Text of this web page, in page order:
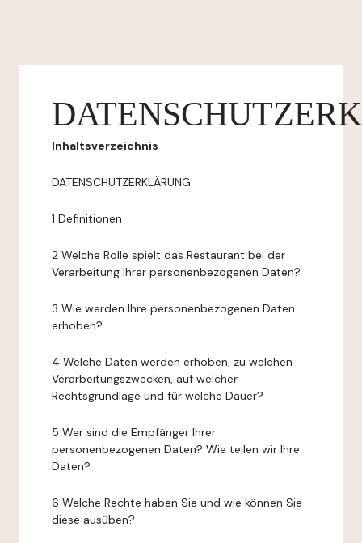
Inhaltsverzeichnis
DATENSCHUTZERKLÄRUNG
1 Definitionen
2 Welche Rolle spielt das Restaurant bei der
Verarbeitung Ihrer personenbezogenen Daten?
3 Wie werden Ihre personenbezogenen Daten
erhoben?
4 Welche Daten werden erhoben, zu welchen
Verarbeitungszwecken, auf welcher
Rechtsgrundlage und für welche Dauer?
5 Wer sind die Empfänger Ihrer
personenbezogenen Daten? Wie teilen wir Ihre
Daten?
6 Welche Rechte haben Sie und wie können Sie
diese ausüben?